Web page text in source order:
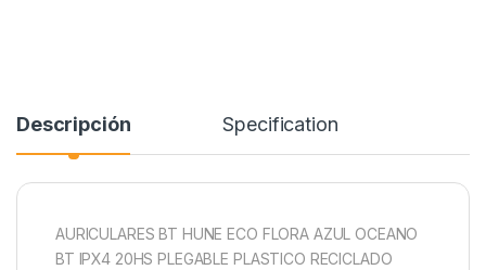
Descripción Specification
AURICULARES BT HUNE ECO FLORA AZUL OCEANO
BT IPX4 20HS PLEGABLE PLASTICO RECICLADO